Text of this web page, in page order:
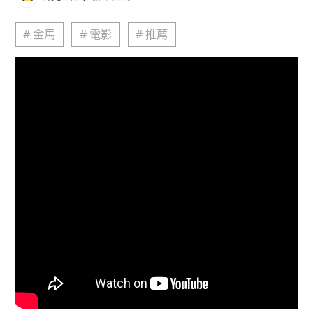
# 金馬 # 電影 # 推薦